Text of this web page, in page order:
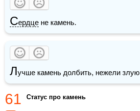
Сердце не камень.
Лучше камень долбить, нежели злую
61 Статус про камень